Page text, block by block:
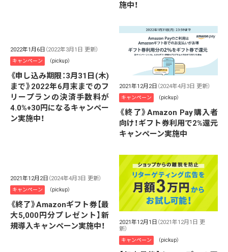
施中！
2022年1月6日 （2022年3月1日 更新）
キャンペーン （pickup）
《申し込み期限：3月31日(木)
まで》2022年6月末までのフ
リープランの決済手数料が
4.0%+30円になるキャンペー
ン実施中！
2021年12月2日 （2024年4月3日 更新）
キャンペーン （pickup）
《終了》Amazon Pay購入者
向け！ギフト券利用で2%還元
キャンペーン実施中
2021年12月2日 （2024年4月3日 更新）
キャンペーン （pickup）
《終了》Amazonギフト券【最
大5,000円分プレゼント】新
規導入キャンペーン実施中！
2021年12月1日 （2021年12月1日 更
新）
キャンペーン （pickup）